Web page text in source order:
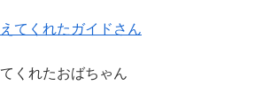
てくれたガイドさん
くれたおばちゃん